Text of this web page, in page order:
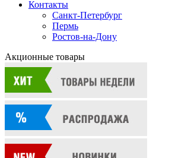
Контакты
Санкт-Петербург
Пермь
Ростов-на-Дону
Акционные товары